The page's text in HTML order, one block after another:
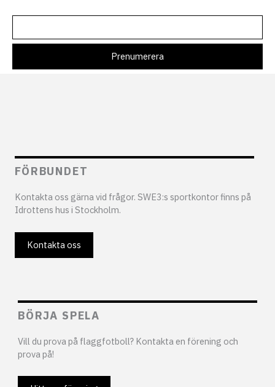
FÖRBUNDET
Kontakta oss gärna vid frågor. SWE3:s sportkontor finns på
Idrottens hus i Stockholm.
Kontakta oss
BÖRJA SPELA
Vill du prova på flaggfotboll? Kontakta en förening och
prova på!